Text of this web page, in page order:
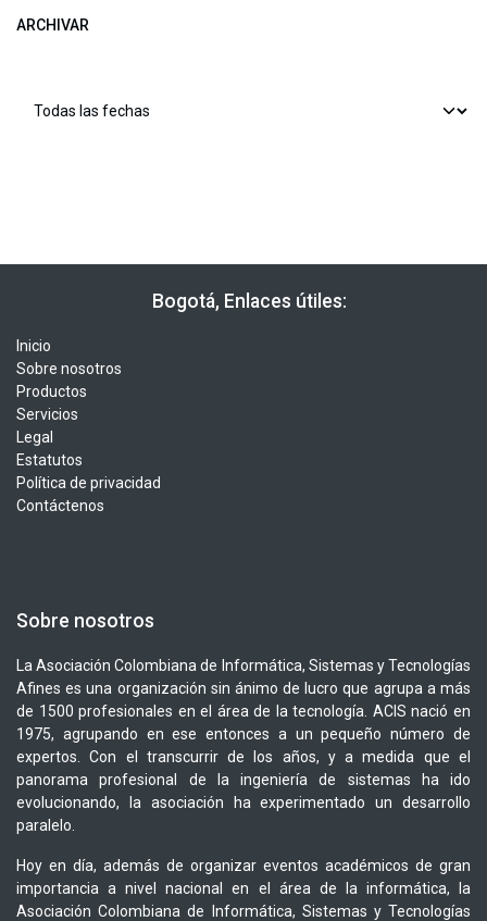
ARCHIVAR
​​ Bogotá, Enlaces útiles:
Inicio
Sobre nosotros
Productos
Servicios
Legal
Estatutos
Política de privacidad
Contáctenos
Sobre nosotros
La Asociación Colombiana de Informática, Sistemas y Tecnologías
Afines es una organización sin ánimo de lucro que agrupa a más
de 1500 profesionales en el área de la tecnología. ACIS nació en
1975, agrupando en ese entonces a un pequeño número de
expertos. Con el transcurrir de los años, y a medida que el
panorama profesional de la ingeniería de sistemas ha ido
evolucionando, la asociación ha experimentado un desarrollo
paralelo.
Hoy en día, además de organizar eventos académicos de gran
importancia a nivel nacional en el área de la informática, la
Asociación Colombiana de Informática, Sistemas y Tecnologías